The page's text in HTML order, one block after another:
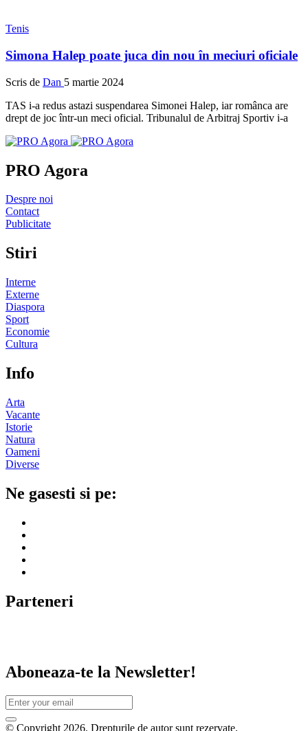
Tenis
Simona Halep poate juca din nou în meciuri oficiale
Scris de Dan 5 martie 2024
TAS i-a redus astazi suspendarea Simonei Halep, iar românca are
drept de joc într-un meci oficial. Tribunalul de Arbitraj Sportiv i-a
PRO Agora
Despre noi
Contact
Publicitate
Stiri
Interne
Externe
Diaspora
Sport
Economie
Cultura
Info
Arta
Vacante
Istorie
Natura
Oameni
Diverse
Ne gasesti si pe:
Parteneri
Aboneaza-te la Newsletter!
© Copyright 2026. Drepturile de autor sunt rezervate.